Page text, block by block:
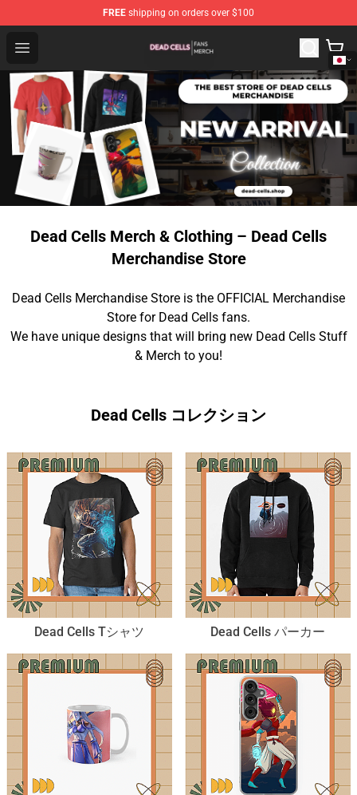
FREE shipping on orders over $100
Open menu
Dead Cells Shop - Official Dead Cells Merchandise Store
Dead Cells Merch & Clothing – Dead Cells
Merchandise Store
Dead Cells Merchandise Store is the OFFICIAL Merchandise
Store for Dead Cells fans.
We have unique designs that will bring new Dead Cells Stuff
& Merch to you!
Dead Cells コレクション
Dead Cells Tシャツ Dead Cells パーカー